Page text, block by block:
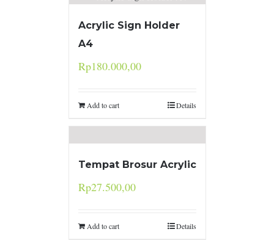
Acrylic Sign Holder
A4
Rp180.000,00
Add to cart Details
Tempat Brosur Acrylic
Rp27.500,00
Add to cart Details